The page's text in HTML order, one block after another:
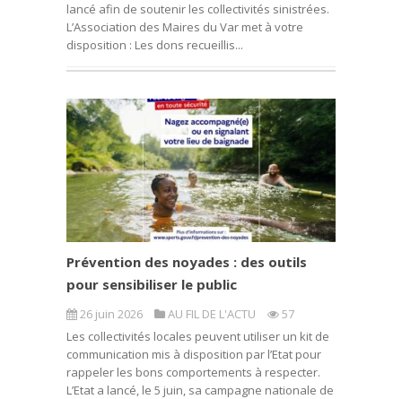
lancé afin de soutenir les collectivités sinistrées.
L’Association des Maires du Var met à votre
disposition : Les dons recueillis...
Prévention des noyades : des outils
pour sensibiliser le public
26 juin 2026 AU FIL DE L'ACTU
57
Les collectivités locales peuvent utiliser un kit de
communication mis à disposition par l’Etat pour
rappeler les bons comportements à respecter.
L’Etat a lancé, le 5 juin, sa campagne nationale de